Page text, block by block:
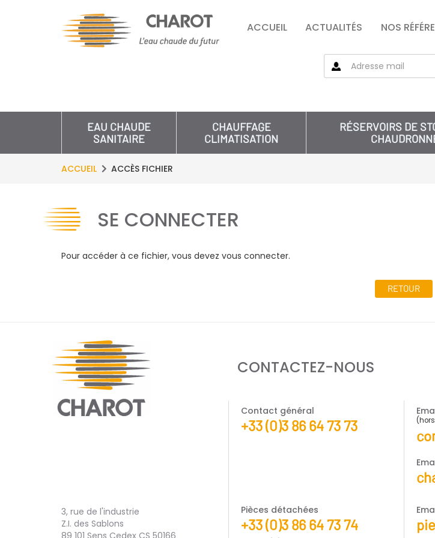
ACCUEIL ACTUALITÉS NOS
EAU CHAUDE
SANITAIRE
CHAUFFAGE
CLIMATISATION
RÉSERVOIRS DE
ACCUEIL ACCÈS FICHIER
SE CONNECTER
Pour accéder à ce fichier, vous devez vous connecter.
RETOUR
CONTACTEZ-NOUS
Contact général
+33 (0)3 86 64 73 73
3, rue de l'industrie
Z.I. des Sablons
89 101 Sens Cedex CS 50166
Pièces détachées
+33 (0)3 86 64 73 74